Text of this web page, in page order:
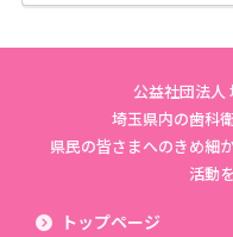
公益社団法人
埼玉県内の歯科
県民の皆さまへのきめ細
活動
トップページ